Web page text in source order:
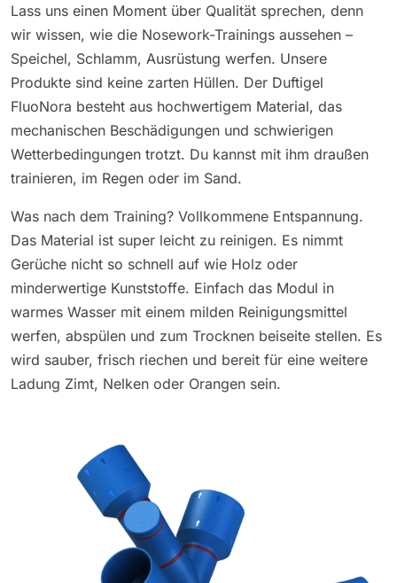
Lass uns einen Moment über Qualität sprechen, denn
wir wissen, wie die Nosework-Trainings aussehen –
Speichel, Schlamm, Ausrüstung werfen. Unsere
Produkte sind keine zarten Hüllen. Der Duftigel
FluoNora besteht aus hochwertigem Material, das
mechanischen Beschädigungen und schwierigen
Wetterbedingungen trotzt. Du kannst mit ihm draußen
trainieren, im Regen oder im Sand.
Was nach dem Training? Vollkommene Entspannung.
Das Material ist super leicht zu reinigen. Es nimmt
Gerüche nicht so schnell auf wie Holz oder
minderwertige Kunststoffe. Einfach das Modul in
warmes Wasser mit einem milden Reinigungsmittel
werfen, abspülen und zum Trocknen beiseite stellen. Es
wird sauber, frisch riechen und bereit für eine weitere
Ladung Zimt, Nelken oder Orangen sein.